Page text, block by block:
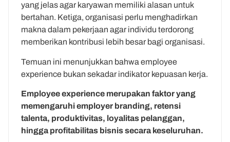
yang jelas agar karyawan memiliki alasan untuk
bertahan. Ketiga, organisasi perlu menghadirkan
makna dalam pekerjaan agar individu terdorong
memberikan kontribusi lebih besar bagi organisasi.
Temuan ini menunjukkan bahwa employee
experience bukan sekadar indikator kepuasan kerja.
Employee experience merupakan faktor yang
memengaruhi employer branding, retensi
talenta, produktivitas, loyalitas pelanggan,
hingga profitabilitas bisnis secara keseluruhan.